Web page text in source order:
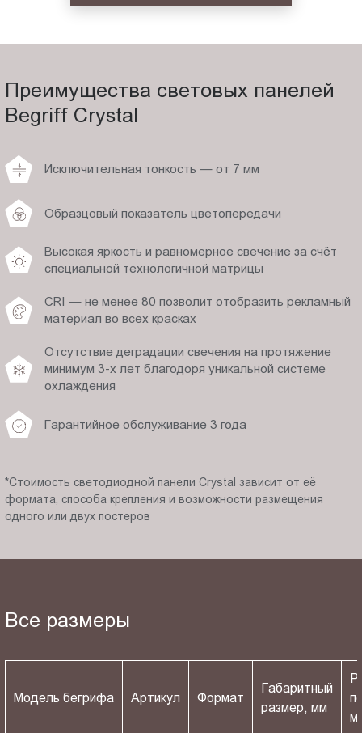
Преимущества световых панелей
Begriff Crystal
Исключительная тонкость — от 7 мм
Образцовый показатель цветопередачи
Высокая яркость и равномерное свечение за счёт
специальной технологичной матрицы
CRI — не менее 80 позволит отобразить рекламный
материал во всех красках
Отсутствие деградации свечения на протяжение
минимум 3-х лет благодоря уникальной системе
охлаждения
Гарантийное обслуживание 3 года
*Стоимость светодиодной панели Crystal зависит от её
формата, способа крепления и возможности размещения
одного или двух постеров
Все размеры
Модель бегрифа Артикул Формат
Габаритный
размер, мм